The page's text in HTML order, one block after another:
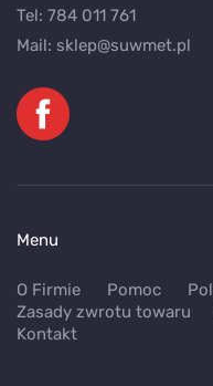
Tel: 784 011 761
Mail: sklep@suwmet.pl
Menu
O Firmie Pomoc
Zasady zwrotu towaru
Kontakt